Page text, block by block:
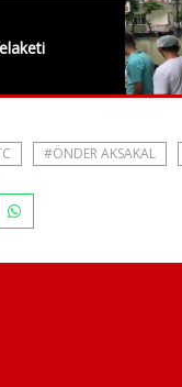
#ÖNDER AKSAKAL